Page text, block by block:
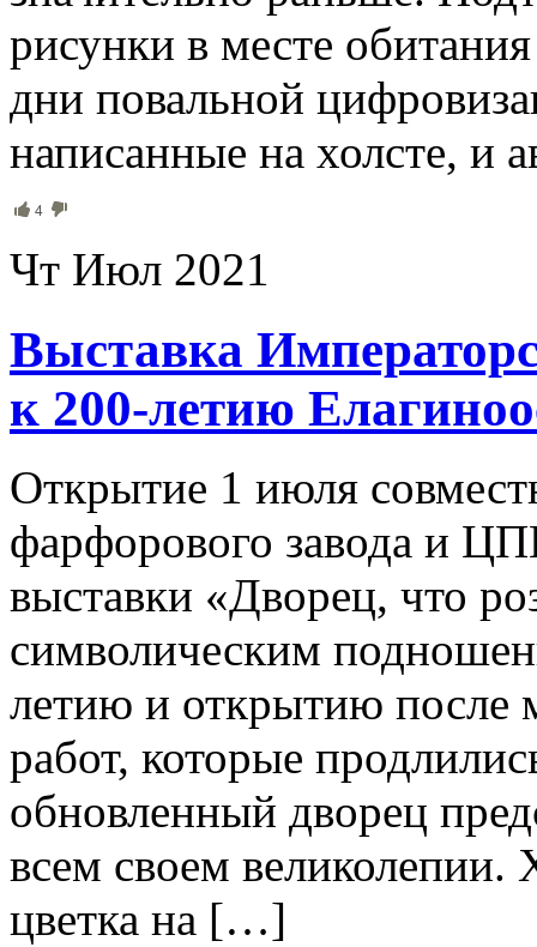
рисунки в месте
дни повальной
написанные на холсте, и
4
Чт Июл 2021
Выставка
к 200-летию
Открытие 1 июля
фарфорового завода и
выставки «Дворец, что
символическим
летию и открытию после
работ, которые
обновленный дворец
всем своем великолепии.
цветка на […]